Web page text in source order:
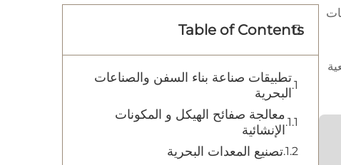
Table of Contents
تطبيقات صناعة بناء السفن والصناعات
البحرية
معالجة صفائح الهيكل و المكونات
الإنشائية
تصنيع المعدات البحرية